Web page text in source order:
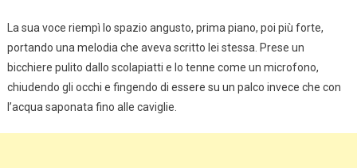
La sua voce riempì lo spazio angusto, prima piano, poi più forte,
portando una melodia che aveva scritto lei stessa. Prese un
bicchiere pulito dallo scolapiatti e lo tenne come un microfono,
chiudendo gli occhi e fingendo di essere su un palco invece che con
l’acqua saponata fino alle caviglie.